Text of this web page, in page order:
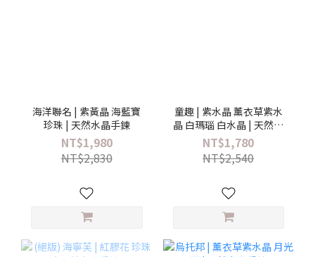
海洋聯名 | 紫黃晶 海藍寶
珍珠 | 天然水晶手鍊
NT$1,980
NT$2,830
童趣 | 紫水晶 薰衣草紫水
晶 白瑪瑙 白水晶 | 天然水
晶手鍊
NT$1,780
NT$2,540